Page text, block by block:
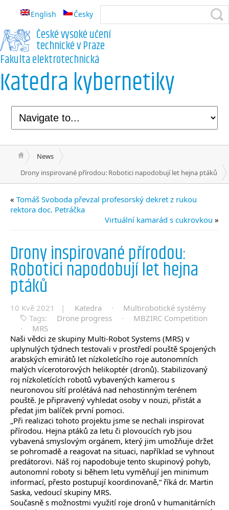
English Česky
České vysoké učení
technické v Praze
Fakulta elektrotechnická
Katedra kybernetiky
News
Drony inspirované přírodou: Robotici napodobují let hejna ptáků
« Tomáš Svoboda převzal profesorský dekret z rukou
rektora doc. Petráčka
Virtuální kamarád s cukrovkou »
Drony inspirované přírodou:
Robotici napodobují let hejna
ptáků
10 Kvě 2021 | Katedra ·
Multirobotické systémy
Tags:
Drone progress ·
MBZIRC Competition
·
MRS
Naši vědci ze skupiny Multi-Robot Systems (MRS) v
uplynulých týdnech testovali v prostředí pouště Spojených
arabských emirátů let nízkoletícího roje autonomních
malých vícerotorových helikoptér (dronů). Stabilizovaný
roj nízkoletících robotů vybavených kamerou s
neuronovou sítí prolétává nad nehostinným terénem
pouště. Je připravený vyhledat osoby v nouzi, přistát a
předat jim balíček první pomoci.
„Při realizaci tohoto projektu jsme se nechali inspirovat
přírodou. Hejna ptáků za letu či plovoucích ryb jsou
vybavená smyslovým orgánem, který jim umožňuje držet
se pohromadě a reagovat na situaci, například se vyhnout
predátorovi. Náš roj napodobuje tento skupinový pohyb,
autonomní roboty si během letu vyměňují jen minimum
informací, přesto postupují koordinovaně,“ říká dr. Martin
Saska, vedoucí skupiny MRS.
Současně s možnostmi využití roje dronů v humanitárních